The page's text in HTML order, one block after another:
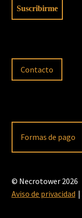
Contacto
Formas de pago
© Necrotower 2026
Aviso de privacidad